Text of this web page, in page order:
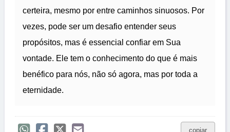
certeira, mesmo por entre caminhos sinuosos. Por
vezes, pode ser um desafio entender seus
propósitos, mas é essencial confiar em Sua
vontade. Ele tem o conhecimento do que é mais
benéfico para nós, não só agora, mas por toda a
eternidade.
copiar